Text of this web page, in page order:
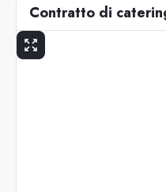
Contratto di